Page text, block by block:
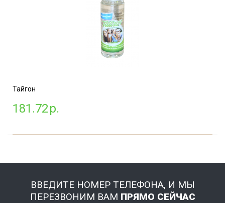
Тайгон
181.72р.
ВВЕДИТЕ НОМЕР ТЕЛЕФОНА, И МЫ
ПЕРЕЗВОНИМ ВАМ ПРЯМО СЕЙЧАС